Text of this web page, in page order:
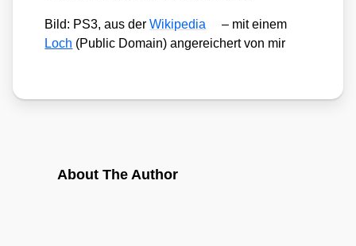
Bild: PS3, aus derWiki­pe­dia
– mit einem
Loch (Public Domain) ange­rei­chert von mir
About The Author